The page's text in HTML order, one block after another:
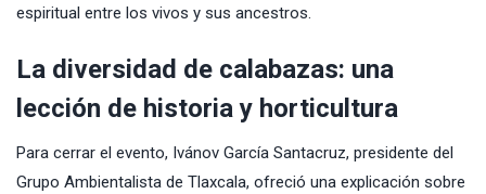
espiritual entre los vivos y sus ancestros.
La diversidad de calabazas: una
lección de historia y horticultura
Para cerrar el evento, Ivánov García Santacruz, presidente del
Grupo Ambientalista de Tlaxcala, ofreció una explicación sobre